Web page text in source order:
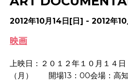
2012年10月14日[日] - 2012年10
映画
上映日：２０１２年１０月１４日
（月） 開場13：00会場：高知